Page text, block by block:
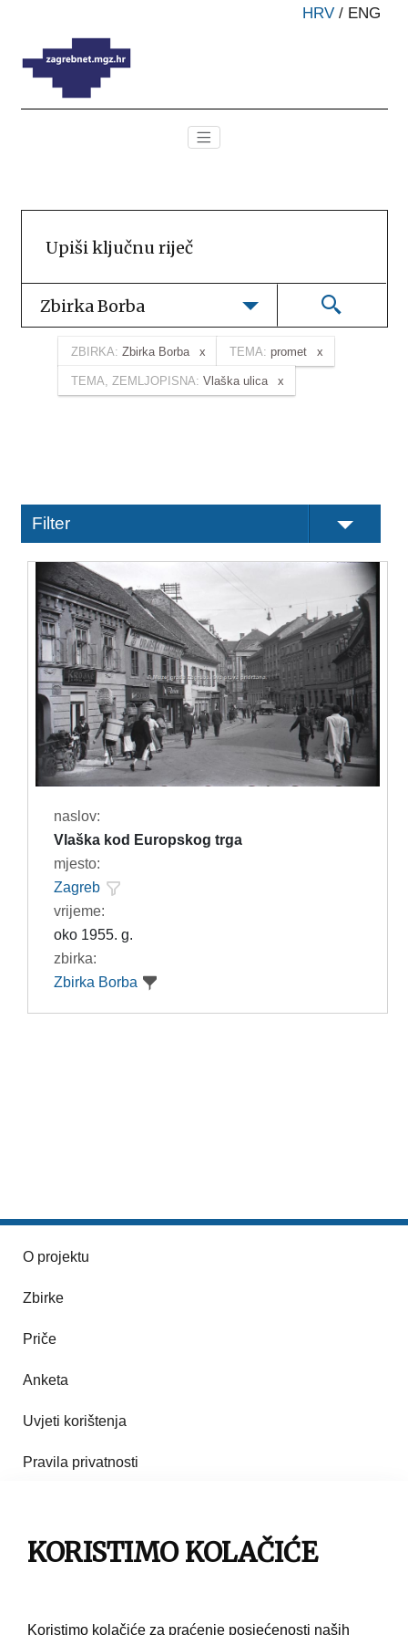
HRV / ENG
Zbirka Borba
ZBIRKA: Zbirka Borba TEMA: promet
TEMA, ZEMLJOPISNA: Vlaška ulica
Filter
naslov:
Vlaška kod Europskog trga
mjesto:
Zagreb
vrijeme:
oko 1955. g.
zbirka:
Zbirka Borba
O projektu
Zbirke
Priče
Anketa
Uvjeti korištenja
Pravila privatnosti
Pravila korištenja
KORISTIMO KOLAČIĆE
Koristimo kolačiće za praćenje posjećenosti naših